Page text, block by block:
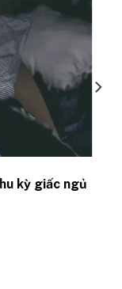
kỳ giấc ngủ